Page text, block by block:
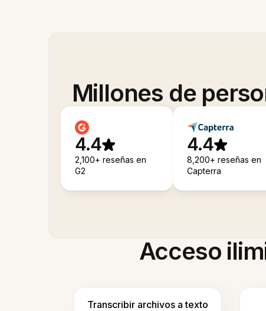
Millones de
4.4
2,100+ reseñas en
G2
4.4
8,200+ reseñas en
Capterra
Acceso
Transcribir archivos a texto